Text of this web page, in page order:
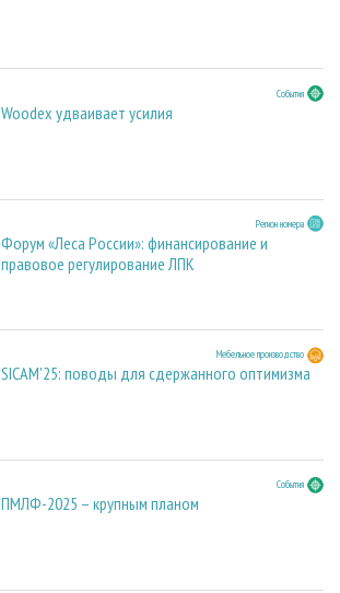
События
Woodex удваивает усилия
Регион номера
Форум «Леса России»: финансирование и
правовое регулирование ЛПК
Мебельное производство
SICAM'25: поводы для сдержанного оптимизма
События
ПМЛФ-2025 – крупным планом